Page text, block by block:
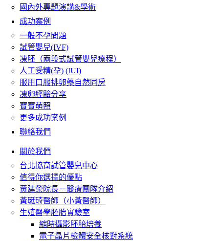
國內外專題演講&學術
成功案例
一般不孕問題
試管嬰兒(IVF)
凍胚（兩段式試管嬰兒療程）
人工受精(孕) (IUI)
服用口服排卵藥自然同房
凍卵經驗分享
寶寶萌照
更多成功案例
聯絡我們
關於我們
台北協育試管嬰兒中心
值得你選擇的優點
黃建榮院長－醫療團隊介紹
黃珽琦醫師（小黃醫師）
生殖醫學胚胎實驗室
縮時攝影胚胎培養
電子晶片檢體安全核對系統